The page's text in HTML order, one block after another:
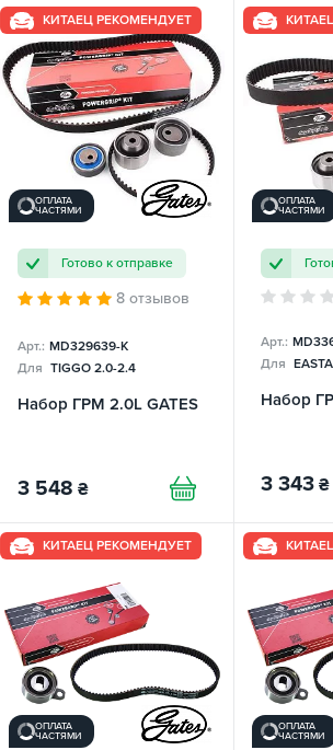
КИТАЕЦ РЕКОМЕНДУЕТ
ОПЛАТА
ЧАСТЯМИ
Готово к отправке
8 отзывов
Арт.: MD329639-K
Для TIGGO 2.0-2.4
Набор ГРМ 2.0L GATES
3 548 ₴
ОПЛАТА
ЧАСТЯМИ
Арт.:
Для
Набор
3 343 ₴
КИТАЕЦ РЕКОМЕНДУЕТ
ОПЛАТА
ЧАСТЯМИ
ОПЛАТА
ЧАСТЯМИ